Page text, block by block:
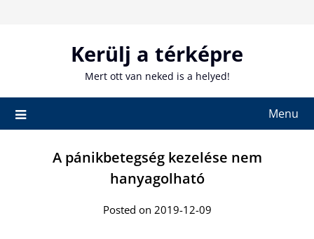
Kerülj a térképre
Mert ott van neked is a helyed!
Menu
A pánikbetegség kezelése nem
hanyagolható
Posted on 2019-12-09